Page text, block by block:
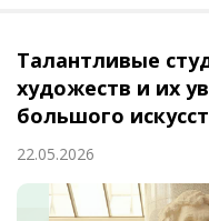
Талантливые
художеств и их
большого
22.05.2026